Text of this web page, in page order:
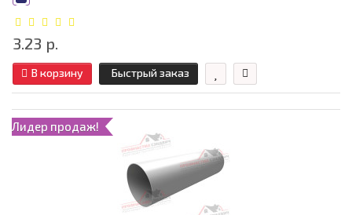
3.23 р.
В корзину Быстрый заказ
Лидер продаж!